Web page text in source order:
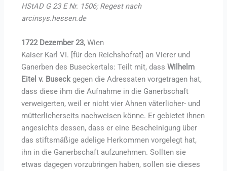
HStAD G 23 E Nr. 1506; Regest nach
arcinsys.hessen.de
1722 Dezember 23, Wien
Kaiser Karl VI. [für den Reichshofrat] an Vierer und
Ganerben des Buseckertals: Teilt mit, dassWilhelm
Eitel v. Buseck gegen die Adressaten vorgetragen hat,
dass diese ihm die Aufnahme in die Ganerbschaft
verweigerten, weil er nicht vier Ahnen väterlicher- und
mütterlicherseits nachweisen könne. Er gebietet ihnen
angesichts dessen, dass er eine Bescheinigung über
das stiftsmäßige adelige Herkommen vorgelegt hat,
ihn in die Ganerbschaft aufzunehmen. Sollten sie
etwas dagegen vorzubringen haben, sollen sie dieses